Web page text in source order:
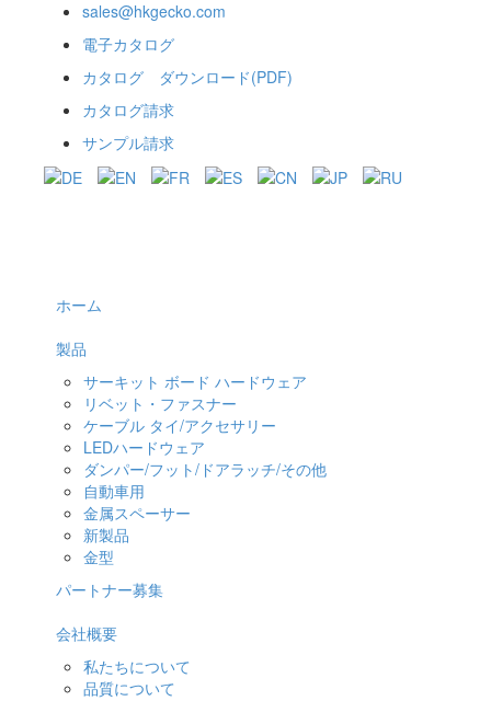
sales@hkgecko.com
電子カタログ
カタログ ダウンロード(PDF)
カタログ請求
サンプル請求
ホーム
製品
サーキット ボード ハードウェア
リベット・ファスナー
ケーブル タイ/アクセサリー
LEDハードウェア
ダンパー/フット/ドアラッチ/その他
自動車用
金属スペーサー
新製品
金型
パートナー募集
会社概要
私たちについて
品質について